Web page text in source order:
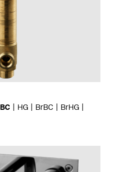
BC HG BrBC
BrHG